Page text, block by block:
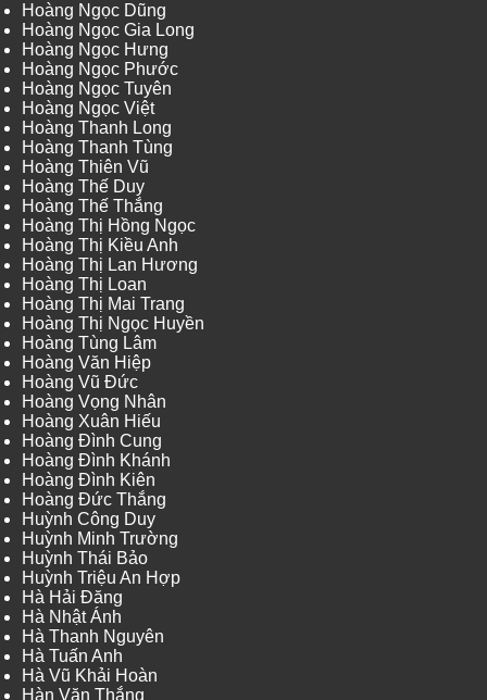
Hoàng Ngọc Dũng
Hoàng Ngọc Gia Long
Hoàng Ngọc Hưng
Hoàng Ngọc Phước
Hoàng Ngọc Tuyên
Hoàng Ngọc Việt
Hoàng Thanh Long
Hoàng Thanh Tùng
Hoàng Thiên Vũ
Hoàng Thế Duy
Hoàng Thế Thắng
Hoàng Thị Hồng Ngọc
Hoàng Thị Kiều Anh
Hoàng Thị Lan Hương
Hoàng Thị Loan
Hoàng Thị Mai Trang
Hoàng Thị Ngọc Huyền
Hoàng Tùng Lâm
Hoàng Văn Hiệp
Hoàng Vũ Đức
Hoàng Vọng Nhân
Hoàng Xuân Hiếu
Hoàng Đình Cung
Hoàng Đình Khánh
Hoàng Đình Kiên
Hoàng Đức Thắng
Huỳnh Công Duy
Huỳnh Minh Trường
Huỳnh Thái Bảo
Huỳnh Triệu An Hợp
Hà Hải Đăng
Hà Nhật Ánh
Hà Thanh Nguyên
Hà Tuấn Anh
Hà Vũ Khải Hoàn
Hàn Văn Thắng